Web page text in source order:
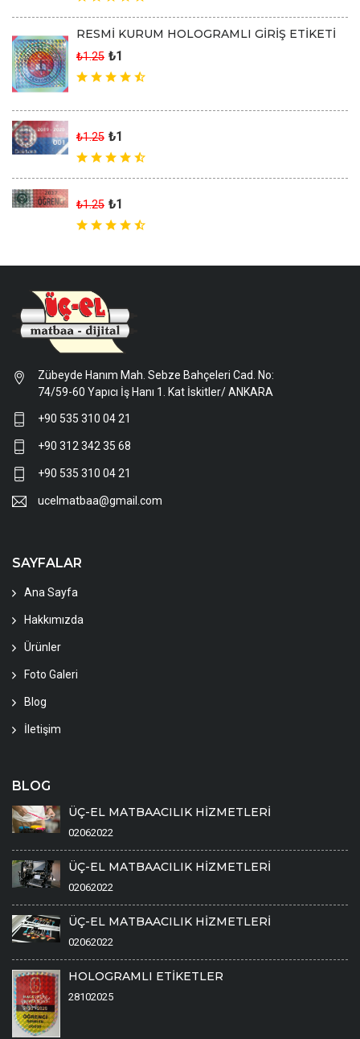
RESMİ KURUM HOLOGRAMLI GİRİŞ ETİKETİ
₺1.25 ₺1
₺1.25 ₺1
₺1.25 ₺1
Zübeyde Hanım Mah. Sebze Bahçeleri Cad. No:
74/59-60 Yapıcı İş Hanı 1. Kat İskitler/ ANKARA
+90 535 310 04 21
+90 312 342 35 68
+90 535 310 04 21
ucelmatbaa@gmail.com
SAYFALAR
Ana Sayfa
Hakkımızda
Ürünler
Foto Galeri
Blog
İletişim
BLOG
ÜÇ-EL MATBAACILIK HİZMETLERİ
02062022
ÜÇ-EL MATBAACILIK HİZMETLERİ
02062022
ÜÇ-EL MATBAACILIK HİZMETLERİ
02062022
HOLOGRAMLI ETİKETLER
28102025